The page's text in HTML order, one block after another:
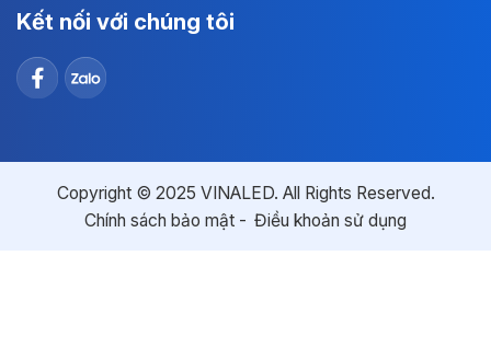
Kết nối với chúng tôi
Copyright © 2025 VINALED. All Rights Reserved.
Chính sách bảo mật
Điều khoản sử dụng